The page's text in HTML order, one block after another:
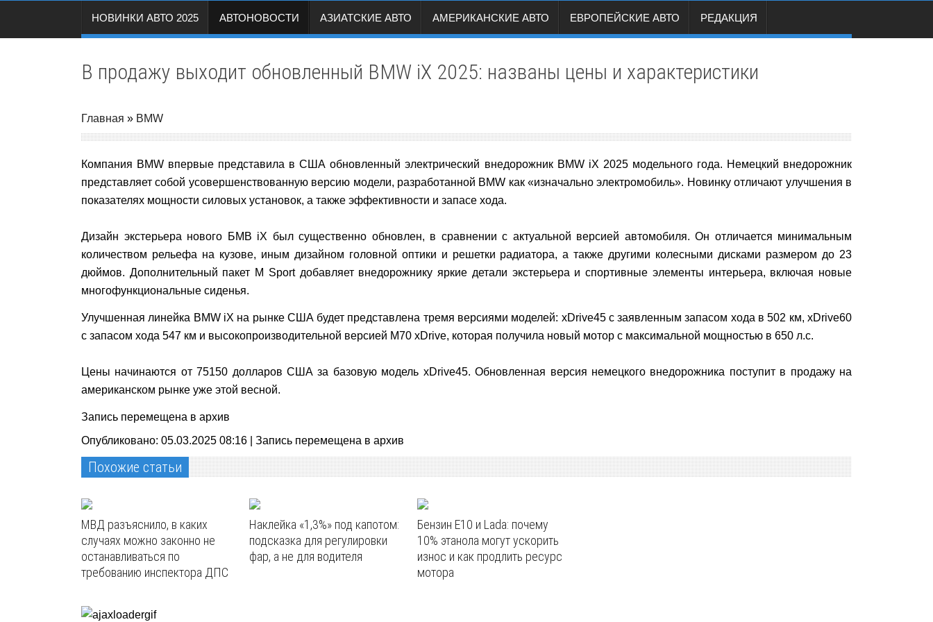
НОВИНКИ АВТО 2025 АВТОНОВОСТИ АЗИАТСКИЕ АВТО АМЕРИКАНСКИЕ АВТО ЕВРОПЕЙСКИЕ АВТО РЕДАКЦИЯ
В продажу выходит обновленный BMW iX 2025: названы цены и характеристики
Главная » BMW
Компания BMW впервые представила в США обновленный электрический внедорожник BMW iX 2025 модельного года. Немецкий внедорожник
представляет собой усовершенствованную версию модели, разработанной BMW как «изначально электромобиль». Новинку отличают улучшения в
показателях мощности силовых установок, а также эффективности и запасе хода.
Дизайн экстерьера нового БМВ iX был существенно обновлен, в сравнении с актуальной версией автомобиля. Он отличается минимальным
количеством рельефа на кузове, иным дизайном головной оптики и решетки радиатора, а также другими колесными дисками размером до 23
дюймов. Дополнительный пакет M Sport добавляет внедорожнику яркие детали экстерьера и спортивные элементы интерьера, включая новые
многофункциональные сиденья.
Улучшенная линейка BMW iX на рынке США будет представлена тремя версиями моделей: xDrive45 с заявленным запасом хода в 502 км, xDrive60
с запасом хода 547 км и высокопроизводительной версией M70 xDrive, которая получила новый мотор с максимальной мощностью в 650 л.с.
Цены начинаются от 75150 долларов США за базовую модель xDrive45. Обновленная версия немецкого внедорожника поступит в продажу на
американском рынке уже этой весной.
Запись перемещена в архив
Опубликовано: 05.03.2025 08:16 | Запись перемещена в архив
Похожие статьи
МВД разъяснило, в каких
случаях можно законно не
останавливаться по
требованию инспектора ДПС
Наклейка «1,3%» под капотом:
подсказка для регулировки
фар, а не для водителя
Бензин E10 и Lada: почему
10% этанола могут ускорить
износ и как продлить ресурс
мотора